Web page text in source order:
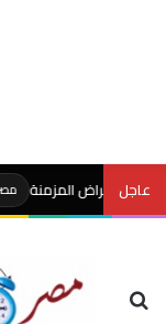
عاجلالمزمنة مصر الآن
بحث عن